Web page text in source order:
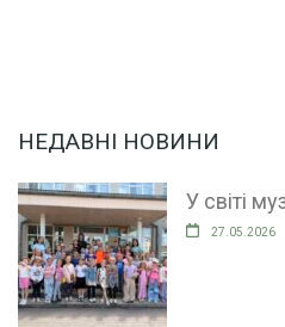
НЕДАВНІ НОВИНИ
У світі
27.05.2026